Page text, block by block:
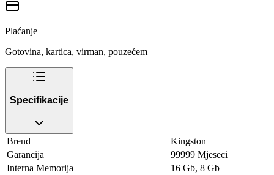
Plaćanje
Gotovina, kartica, virman, pouzećem
Specifikacije
Brend
Kingston
Garancija
99999 Mjeseci
Interna Memorija
16 Gb, 8 Gb